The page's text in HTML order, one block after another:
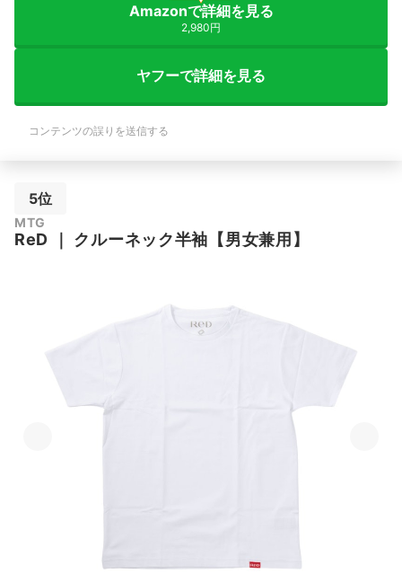
Amazonで詳細を見る
2,980円
ヤフーで詳細を見る
コンテンツの誤りを送信する
5位
MTG
ReD クルーネック半袖【男女兼用】